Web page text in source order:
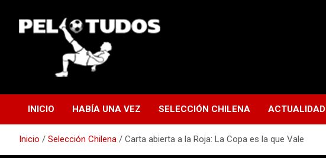
contenido
INICIO HABÍA UNA VEZ SELECCIÓN CHILENA ACTUALIDAD
Inicio Selección Chilena Carta abierta a la Roja: La Copa es la que Vale